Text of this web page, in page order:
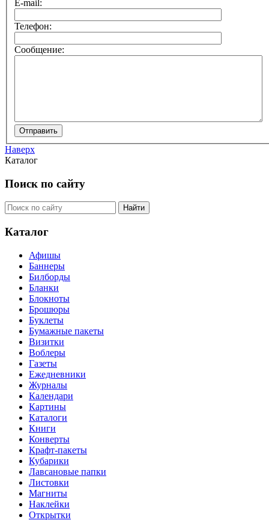
E-mail:
Телефон:
Сообщение:
Наверх
Каталог
Поиск по сайту
Каталог
Афишы
Баннеры
Билборды
Бланки
Блокноты
Брошюры
Буклеты
Бумажные пакеты
Визитки
Воблеры
Газеты
Ежедневники
Журналы
Календари
Картины
Каталоги
Книги
Конверты
Крафт-пакеты
Кубарики
Лавсановые папки
Листовки
Магниты
Наклейки
Открытки